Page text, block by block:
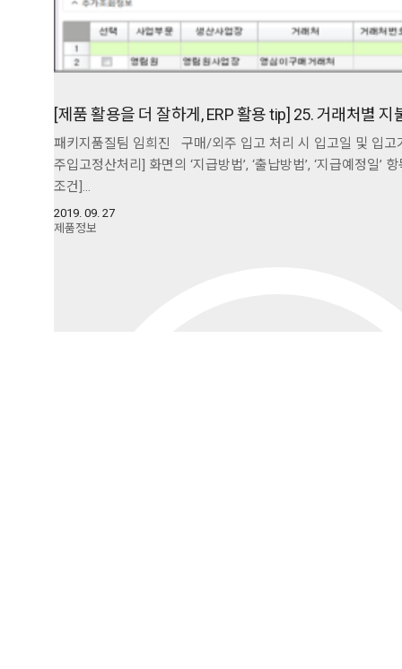
[제품 활용을 더 잘하게, ERP 활용 tip] 25. 거래처별 지
패키지품질팀 임희진 구매/외주 입고 처리 시 입고일 및 입
주입고정산처리] 화면의 ‘지급방법’, ‘출납방법’, ‘지급예정
조건]…
2019. 09. 27
제품정보